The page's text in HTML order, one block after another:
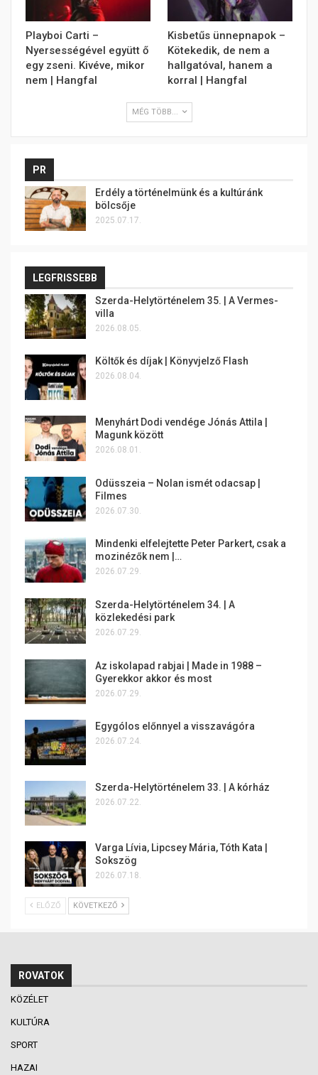
Playboi Carti –
Nyersességével együtt ő
egy zseni. Kivéve, mikor
nem | Hangfal
Kisbetűs ünnepnapok –
Kötekedik, de nem a
hallgatóval, hanem a
korral | Hangfal
MÉG TÖBB...
PR
Erdély a történelmünk és a kultúránk
bölcsője
2025.07.17.
LEGFRISSEBB
Szerda-Helytörténelem 35. | A Vermes-
villa
2026.08.05.
Költők és díjak | Könyvjelző Flash
2026.08.04.
Menyhárt Dodi vendége Jónás Attila |
Magunk között
2026.08.01.
Odüsszeia – Nolan ismét odacsap |
Filmes
2026.07.30.
Mindenki elfelejtette Peter Parkert, csak a
mozinézők nem |…
2026.07.29.
Szerda-Helytörténelem 34. | A
közlekedési park
2026.07.29.
Az iskolapad rabjai | Made in 1988 –
Gyerekkor akkor és most
2026.07.29.
Egygólos előnnyel a visszavágóra
2026.07.24.
Szerda-Helytörténelem 33. | A kórház
2026.07.22.
Varga Lívia, Lipcsey Mária, Tóth Kata |
Sokszög
2026.07.18.
ELŐZŐ KÖVETKEZŐ
ROVATOK
KÖZÉLET
KULTÚRA
SPORT
HAZAI